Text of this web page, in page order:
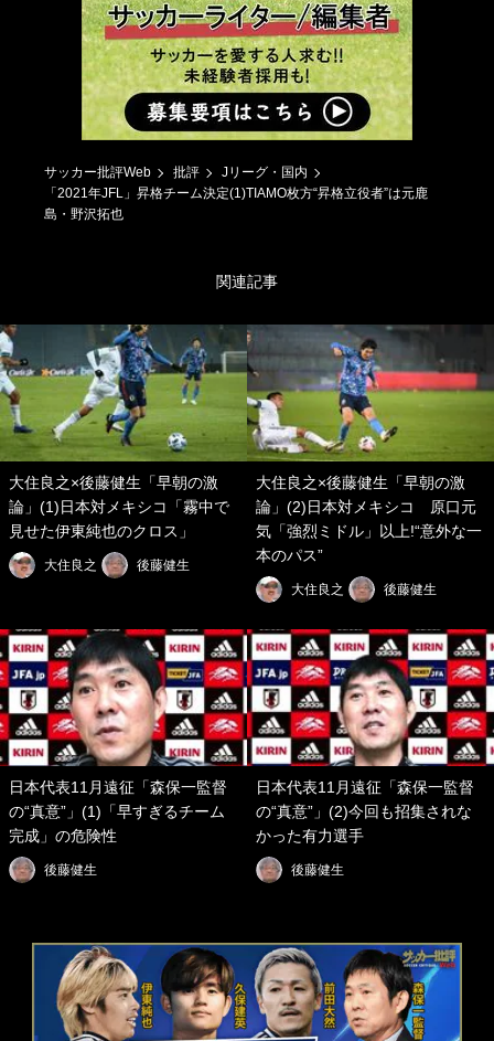
サッカー批評Web 批評
Jリーグ・国内
「2021年JFL」昇格チーム決定(1)TIAMO枚方“昇格立役者”は元鹿
島・野沢拓也
関連記事
大住良之×後藤健生「早朝の激
論」(1)日本対メキシコ「霧中で
見せた伊東純也のクロス」
大住良之 後藤健生
大住良之×後藤健生「早朝の激
論」(2)日本対メキシコ 原口元
気「強烈ミドル」以上!“意外な一
本のパス”
大住良之 後藤健生
日本代表11月遠征「森保一監督
の“真意”」(1)「早すぎるチーム
完成」の危険性
後藤健生
日本代表11月遠征「森保一監督
の“真意”」(2)今回も招集されな
かった有力選手
後藤健生